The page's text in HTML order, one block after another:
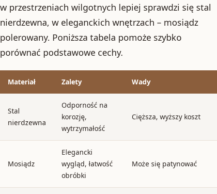
w przestrzeniach wilgotnych lepiej sprawdzi się stal
nierdzewna, w eleganckich wnętrzach – mosiądz
polerowany. Poniższa tabela pomoże szybko
porównać podstawowe cechy.
Materiał Zalety Wady
Stal
nierdzewna
Odporność na
korozję,
wytrzymałość
Cięższa, wyższy koszt
Mosiądz
Elegancki
wygląd, łatwość
obróbki
Może się patynować